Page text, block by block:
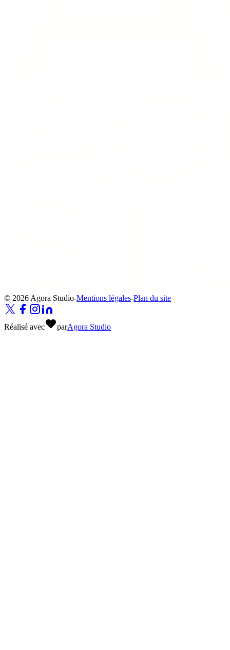
© 2026 Agora Studio-Mentions légales-Plan du site
Réalisé avec parAgora Studio